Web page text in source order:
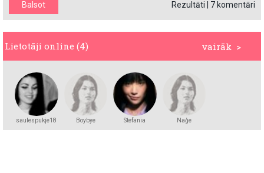
Rezultāti 7 komentāri
vairāk >
Lietotāji online (4)
saulespukje18 Boybye Stefania Naģe